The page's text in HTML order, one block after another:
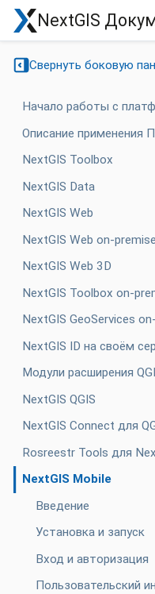
NextGIS
Свернуть боковую
Начало работы с
Описание применения
NextGIS Toolbox
NextGIS Data
NextGIS Web
NextGIS Web on-premise
NextGIS Web 3D
NextGIS Toolbox on-
NextGIS GeoServices
NextGIS ID на своём
Модули расширения
NextGIS QGIS
NextGIS Connect для
Rosreestr Tools для
NextGIS Mobile
Введение
Установка и запуск
Вход и авторизация
Пользовательский